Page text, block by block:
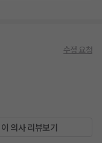
수정 요청
이 의사 리뷰보기